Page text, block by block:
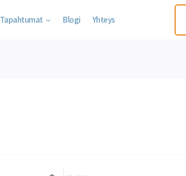
Tapahtumat Blogi Yhteys